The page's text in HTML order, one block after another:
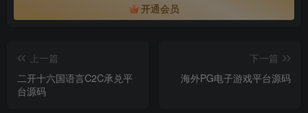
开通会员
上一篇
二开十六国语言C2C承兑平
台源码
下一篇
海外PG电子游戏平台源码